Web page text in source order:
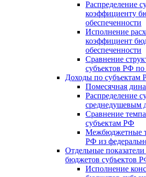
Распределение
коэффициенту
обеспеченности
Исполнение
коэффициент
обеспеченности
Сравнение
субъектов РФ по
Доходы по субъектам
Помесячная
Распределение
среднедушевым
Сравнение
субъектам РФ
Межбюджетные
РФ из
Отдельные
бюджетов субъектов
Исполнение